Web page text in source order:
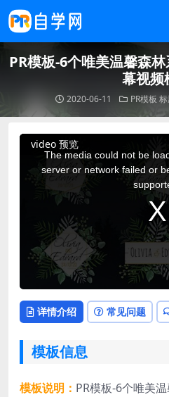
PR模板-6个唯美温馨森
幕视频
2020-06-11 PR模板
video 预览
This
The media could not be
server or network failed or
详情介绍 常见问题
模板信息
模板说明： PR模板-6个唯美